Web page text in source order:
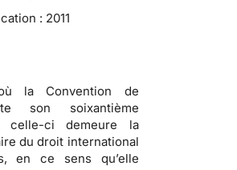
: 2011
la Convention de
son soixantième
celle-ci demeure la
du droit international
en ce sens qu’elle